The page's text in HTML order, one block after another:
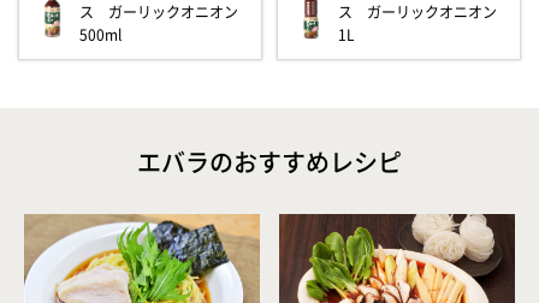
ス ガーリックオニオン
500ml
ス ガーリックオニオン
1L
エバラのおすすめレシピ